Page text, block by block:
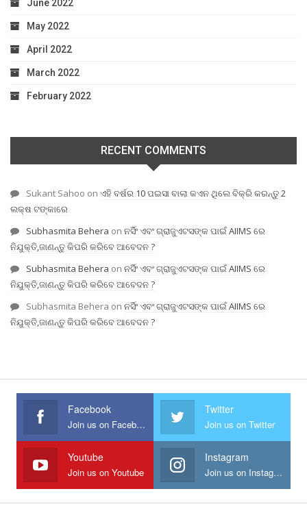
June 2022
May 2022
April 2022
March 2022
February 2022
RECENT COMMENTS
Sukant Sahoo on ଏହି ବର୍ଷର 10 ପଇସା ବାଲା କଏନ ଥିଲେ ବିକ୍ରି କରନ୍ତୁ 2
ଲକ୍ଷ ଟଙ୍କାରେ
Subhasmita Behera on ନର୍ସିଂ ଏବଂ ଗ୍ରାଜୁଏଟସଙ୍କ ପାଇଁ AIIMS ରେ
ନିଯୁକ୍ତି,ଜାଣନ୍ତୁ କିପରି କରିବେ ଆବେଦନ ?
Subhasmita Behera on ନର୍ସିଂ ଏବଂ ଗ୍ରାଜୁଏଟସଙ୍କ ପାଇଁ AIIMS ରେ
ନିଯୁକ୍ତି,ଜାଣନ୍ତୁ କିପରି କରିବେ ଆବେଦନ ?
Subhasmita Behera on ନର୍ସିଂ ଏବଂ ଗ୍ରାଜୁଏଟସଙ୍କ ପାଇଁ AIIMS ରେ
ନିଯୁକ୍ତି,ଜାଣନ୍ତୁ କିପରି କରିବେ ଆବେଦନ ?
Facebook
Join us on Facebook
Twitter
Join us on Twitter
Youtube
Join us on Youtube
Instagram
Join us on Instagram